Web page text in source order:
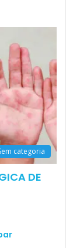
categoria
DE